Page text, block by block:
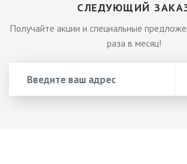
СЛЕДУЮЩИЙ
Получайте акции и специальные
раза в месяц!